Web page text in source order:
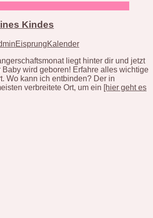
Kindes
liegt hinter dir und jetzt
Baby wird geboren! Erfahre alles wichtige
Wo kann ich entbinden? Der in
verbreitete Ort, um ein [hier geht es